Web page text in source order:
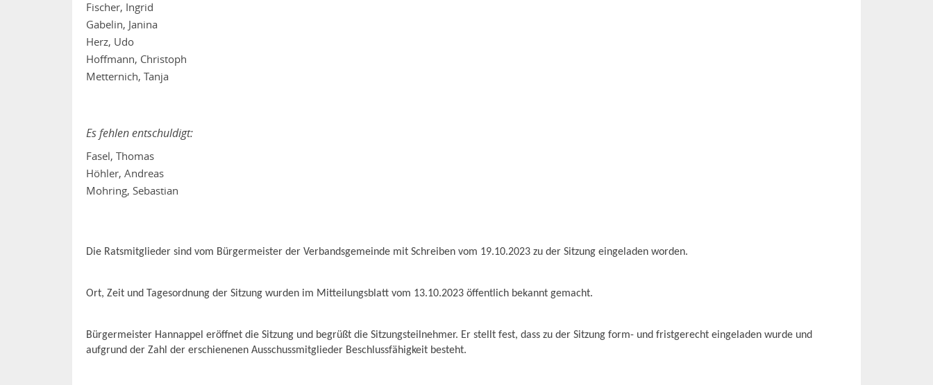
Fischer, Ingrid
Gabelin, Janina
Herz, Udo
Hoffmann, Christoph
Metternich, Tanja
Es fehlen entschuldigt:
Fasel, Thomas
Höhler, Andreas
Mohring, Sebastian
Die Ratsmitglieder sind vom Bürgermeister der Verbandsgemeinde mit Schreiben vom 19.10.2023 zu der Sitzung eingeladen worden.
Ort, Zeit und Tagesordnung der Sitzung wurden im Mitteilungsblatt vom 13.10.2023 öffentlich bekannt gemacht.
Bürgermeister Hannappel eröffnet die Sitzung und begrüßt die Sitzungsteilnehmer. Er stellt fest, dass zu der Sitzung form- und fristgerecht eingeladen wurde und
aufgrund der Zahl der erschienenen Ausschussmitglieder Beschlussfähigkeit besteht.